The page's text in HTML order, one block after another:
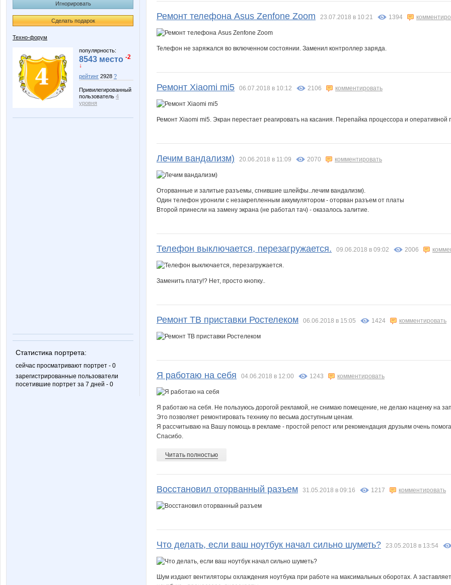
Игнорировать
Сделать подарок
Техно-форум
популярность:
8543 место -2
↓
рейтинг 2928 ?
Привилегированный
пользователь 4
уровня
Статистика портрета:
сейчас просматривают портрет - 0
зарегистрированные пользователи
посетившие портрет за 7 дней - 0
Ремонт телефона Asus Zenfone Zoom 23.07.2018 в 10:21 1394
Телефон не заряжался во включенном состоянии. Заменил контроллер заряда.
Ремонт Xiaomi mi5 06.07.2018 в 10:12 2106 комментировать
Ремонт Xiaomi mi5. Экран перестает реагировать на касания. Перепайка процессора и оперативной
Лечим вандализм) 20.06.2018 в 11:09 2070 комментировать
Оторванные и залитые разъемы, сгнившие шлейфы..лечим вандализм).
Один телефон уронили с незакрепленным аккумулятором - оторван разъем от платы
Второй принесли на замену экрана (не работал тач) - оказалось залитие.
Телефон выключается, перезагружается. 09.06.2018 в 09:02 2006
Заменить плату!? Нет, просто кнопку..
Ремонт ТВ приставки Ростелеком 06.06.2018 в 15:05 1424 комментировать
Я работаю на себя 04.06.2018 в 12:00 1243 комментировать
Я работаю на себя. Не пользуюсь дорогой рекламой, не снимаю помещение, не делаю наценку на
Это позволяет ремонтировать технику по весьма доступным ценам.
Я рассчитываю на Вашу помощь в рекламе - простой репост или рекомендация друзьям очень
Спасибо.
Читать полностью
Восстановил оторванный разъем 31.05.2018 в 09:16 1217 комментировать
Что делать, если ваш ноутбук начал сильно шуметь? 23.05.2018 в 13:54
Шум издают вентиляторы охлаждения ноутбука при работе на максимальных оборотах. А